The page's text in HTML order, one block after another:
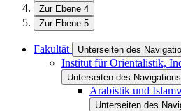
Zur Ebene 4
Zur Ebene 5
Fakultät Unterseiten des
Institut für Orientalistik,
Unterseiten des
Arabistik und
Unterseiten des